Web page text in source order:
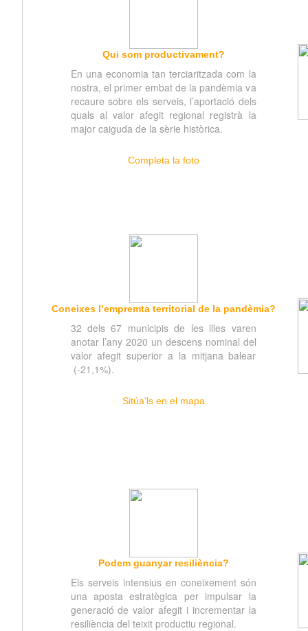
Qui som productivament?
En una economia tan terciaritzada com la
nostra, el primer embat de la pandèmia va
recaure sobre els serveis, l’aportació dels
quals al valor afegit regional registrà la
major caiguda de la sèrie històrica.
Completa la foto
Coneixes l’empremta territorial de la pandèmia?
32 dels 67 municipis de les illes varen
anotar l’any 2020 un descens nominal del
valor afegit superior a la mitjana balear
(-21,1%).
Sitúa'ls en el mapa
Podem guanyar resiliència?
Els serveis intensius en coneixement són
una aposta estratègica per impulsar la
generació de valor afegit i incrementar la
resiliència del teixit productiu regional.